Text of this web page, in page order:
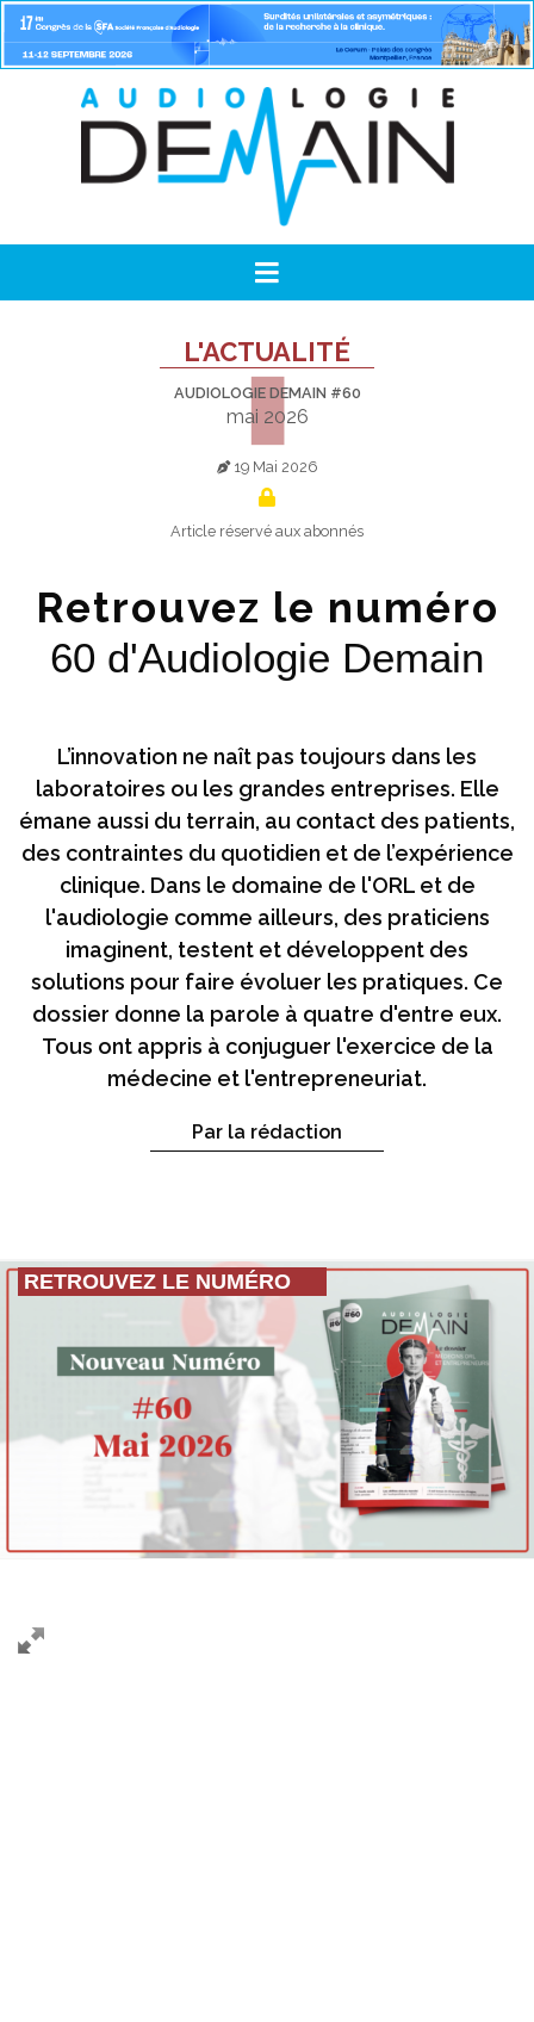
L'ACTUALITÉ
AUDIOLOGIE DEMAIN #60
mai 2026
19 Mai 2026
Article réservé aux abonnés
Retrouvez le numéro
60 d'Audiologie Demain
L’innovation ne naît pas toujours dans les
laboratoires ou les grandes entreprises. Elle
émane aussi du terrain, au contact des patients,
des contraintes du quotidien et de l’expérience
clinique. Dans le domaine de l'ORL et de
l'audiologie comme ailleurs, des praticiens
imaginent, testent et développent des
solutions pour faire évoluer les pratiques. Ce
dossier donne la parole à quatre d'entre eux.
Tous ont appris à conjuguer l'exercice de la
médecine et l'entrepreneuriat.
Par la rédaction
RETROUVEZ LE NUMÉRO